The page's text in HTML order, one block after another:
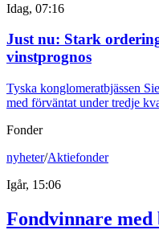
Idag, 07:16
Just nu: Stark
vinstprognos
Tyska konglomeratbjässen
med förväntat under tredje
Fonder
nyheter/Aktiefonder
Igår, 15:06
Fondvinnare